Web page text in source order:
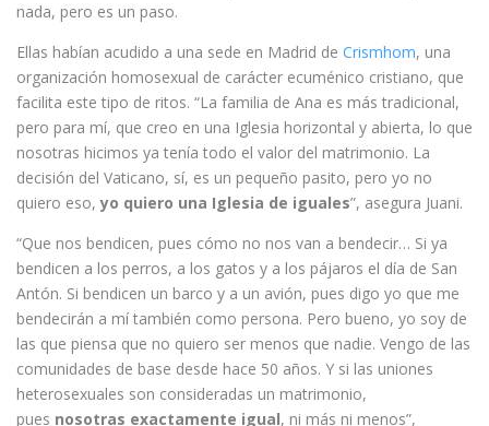
nada, pero es un paso.
Ellas habían acudido a una sede en Madrid de Crismhom, una
organización homosexual de carácter ecuménico cristiano, que
facilita este tipo de ritos. “La familia de Ana es más tradicional,
pero para mí, que creo en una Iglesia horizontal y abierta, lo que
nosotras hicimos ya tenía todo el valor del matrimonio. La
decisión del Vaticano, sí, es un pequeño pasito, pero yo no
quiero eso,yo quiero una Iglesia de iguales”, asegura Juani.
“Que nos bendicen, pues cómo no nos van a bendecir… Si ya
bendicen a los perros, a los gatos y a los pájaros el día de San
Antón. Si bendicen un barco y a un avión, pues digo yo que me
bendecirán a mí también como persona. Pero bueno, yo soy de
las que piensa que no quiero ser menos que nadie. Vengo de las
comunidades de base desde hace 50 años. Y si las uniones
heterosexuales son consideradas un matrimonio,
pues nosotras exactamente igual, ni más ni menos”,